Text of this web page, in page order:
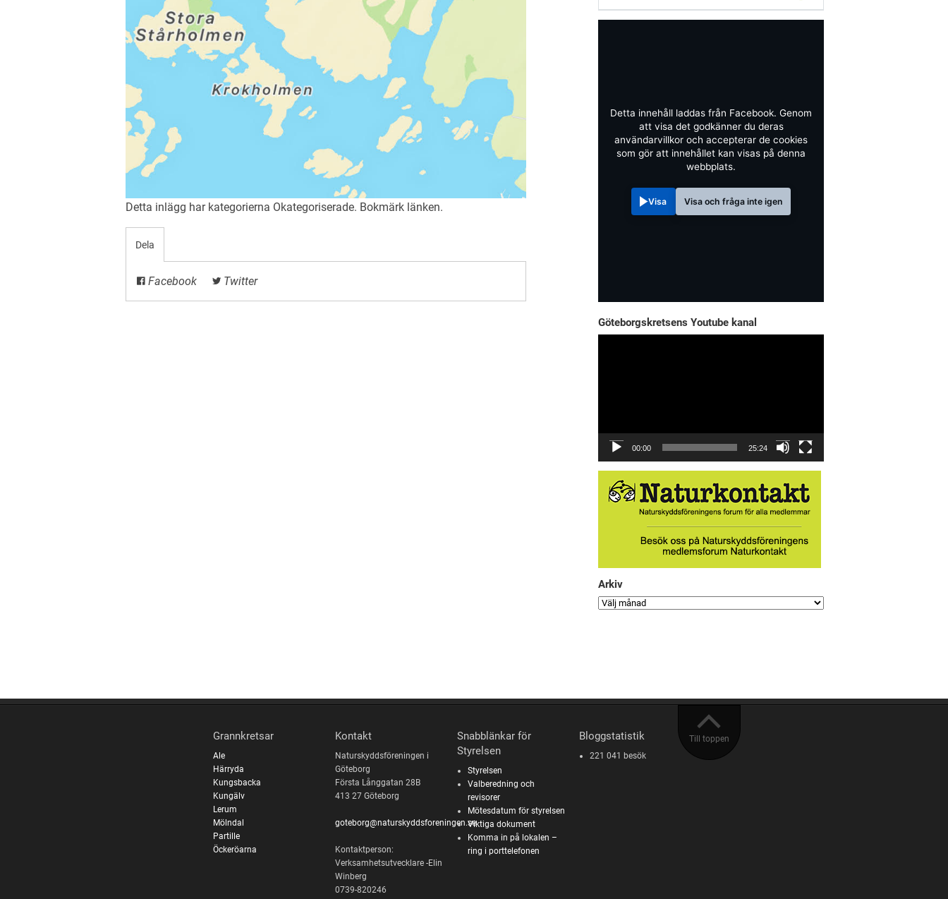
Detta inlägg har kategorierna Okategoriserade. Bokmärk länken.
Dela
Facebook Twitter
Detta innehåll laddas från Facebook. Genom
att visa det godkänner du deras
användarvillkor och accepterar de cookies
som gör att innehållet kan visas på denna
webbplats.
Visa Visa och fråga inte igen
Göteborgskretsens Youtube kanal
00:00 25:24
Arkiv
Till toppen
Grannkretsar
Ale
Härryda
Kungsbacka
Kungälv
Lerum
Mölndal
Partille
Öckeröarna
Kontakt
Naturskyddsföreningen i
Göteborg
Första Långgatan 28B
413 27 Göteborg
goteborg@naturskyddsforeningen.se
Kontaktperson:
Verksamhetsutvecklare -Elin
Winberg
0739-820246
Snabblänkar för
Styrelsen
Styrelsen
Valberedning och
revisorer
Mötesdatum för styrelsen
Viktiga dokument
Komma in på lokalen –
ring i porttelefonen
Bloggstatistik
221 041 besök